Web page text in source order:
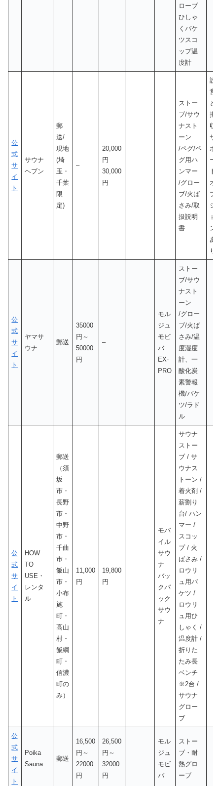
ローブ
ひしゃ
くバケ
ツスコ
ップ温
度計
公
式
サ
イ
ト
サウナ
ヘブン
郵
送/
現地
(埼
玉・
千葉
限
定)
–
20,000
円
30,000
円
ストー
ブ/サウ
ナスト
ーン
/ペグ/ペ
グ用ハ
ンマー
/グロー
ブ/火ば
さみ/取
扱説明
書
設
営
と
撤
収
サ
ポ
ー
ト
オ
プ
シ
ョ
ン
あ
り
公
式
サ
イ
ト
ヤマサ
ウナ
郵送
35000
円～
50000
円
–
モル
ジュ
モビ
バ
EX-
PRO
ストー
ブ/サウ
ナスト
ーン
/グロー
ブ/火ば
さみ/温
度湿度
計、一
酸化炭
素警報
機/バケ
ツ/ラド
ル
公
式
サ
イ
ト
HOW
TO
USE・
レンタ
ル
郵送
（須
坂
市・
長野
市・
中野
市・
千曲
市・
飯山
市・
小布
施
町・
高山
村・
飯綱
町・
信濃
町の
み）
11,000
円
19,800
円
モバ
イル
サウ
ナ
バッ
クパ
ック
サウ
ナ
サウナ
ストー
ブ / サ
ウナス
トーン /
着火剤 /
薪割り
台/ ハン
マー /
スコッ
プ / 火
ばさみ /
ロウリ
ュ用バ
ケツ /
ロウリ
ュ用ひ
しゃく /
温度計 /
折りた
たみ長
ベンチ
※2台 /
サウナ
グロー
ブ
公
式
サ
イ
ト
Poika
Sauna
郵送
16,500
円～
22000
円
26,500
円～
32000
円
モル
ジュ
モビ
バ
ストー
ブ・耐
熱グロ
ーブ